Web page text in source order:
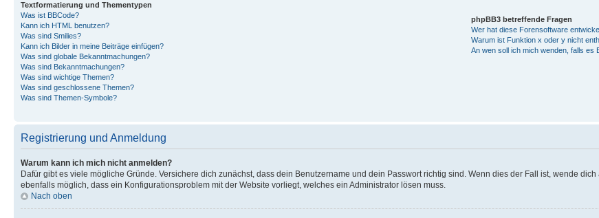
Textformatierung und Thementypen
Was ist BBCode?
Kann ich HTML benutzen?
Was sind Smilies?
Kann ich Bilder in meine Beiträge einfügen?
Was sind globale Bekanntmachungen?
Was sind Bekanntmachungen?
Was sind wichtige Themen?
Was sind geschlossene Themen?
Was sind Themen-Symbole?
phpBB3 betreffende Fragen
Wer hat diese Forensoftware
Warum ist Funktion x oder y nicht
An wen soll ich mich wenden, falls es
Registrierung und Anmeldung
Warum kann ich mich nicht anmelden?
Dafür gibt es viele mögliche Gründe. Versichere dich zunächst, dass dein Benutzername und dein Passwort richtig sind. Wenn dies der Fall ist, wende
ebenfalls möglich, dass ein Konfigurationsproblem mit der Website vorliegt, welches ein Administrator lösen muss.
Nach oben